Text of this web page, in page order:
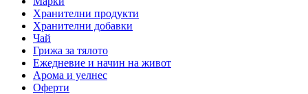
Хранителни продукти
Хранителни добавки
Чай
Грижа за тялото
Ежедневие и начин на живот
Арома и уелнес
Оферти